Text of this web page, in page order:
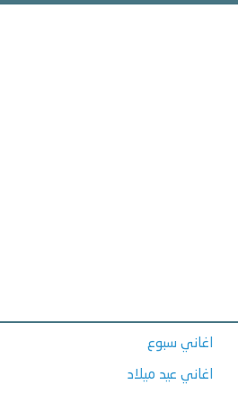
اغاني سبوع
اغاني عيد ميلاد